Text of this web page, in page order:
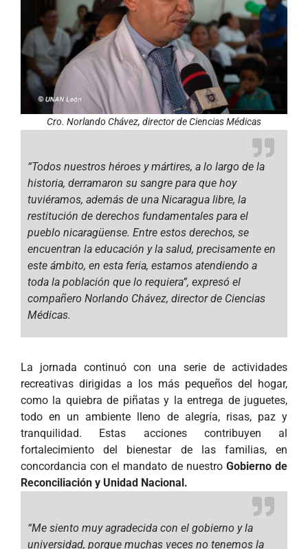
Cro. Norlando Chávez, director de Ciencias Médicas
“Todos nuestros héroes y mártires, a lo largo de la
historia, derramaron su sangre para que hoy
tuviéramos, además de una Nicaragua libre, la
restitución de derechos fundamentales para el
pueblo nicaragüense. Entre estos derechos, se
encuentran la educación y la salud, precisamente en
este ámbito, en esta feria, estamos atendiendo a
toda la población que lo requiera”, expresó el
compañero Norlando Chávez, director de Ciencias
Médicas.
La jornada continuó con una serie de actividades
recreativas dirigidas a los más pequeños del hogar,
como la quiebra de piñatas y la entrega de juguetes,
todo en un ambiente lleno de alegría, risas, paz y
tranquilidad. Estas acciones contribuyen al
fortalecimiento del bienestar de las familias, en
concordancia con el mandato de nuestro Gobierno de
Reconciliación y Unidad Nacional.
“Me siento muy agradecida con el gobierno y la
universidad, porque muchas veces no tenemos la